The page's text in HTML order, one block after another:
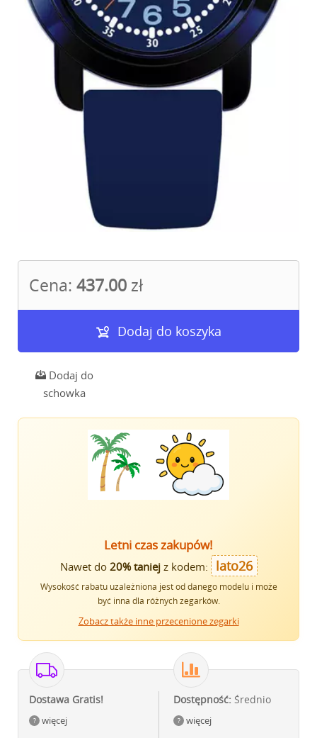
Cena: 437.00 zł
Dodaj do koszyka
Dodaj do
schowka
Letni czas zakupów!
Nawet do 20% taniejz kodem: lato26
Wysokość rabatu uzależniona jest od danego modelu i może
być inna dla różnych zegarków.
Zobacz także inne przecenione zegarki
Dostawa Gratis!
więcej
Dostępność: Średnio
więcej